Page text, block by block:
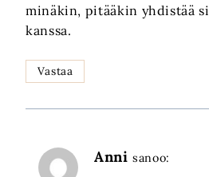
minäkin, pitääkin yhdistää
kanssa.
Vastaa
Anni sanoo: